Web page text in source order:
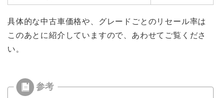
具体的な中古車価格や、グレードごとのリセール率は
このあとに紹介していますので、あわせてご覧くださ
い。